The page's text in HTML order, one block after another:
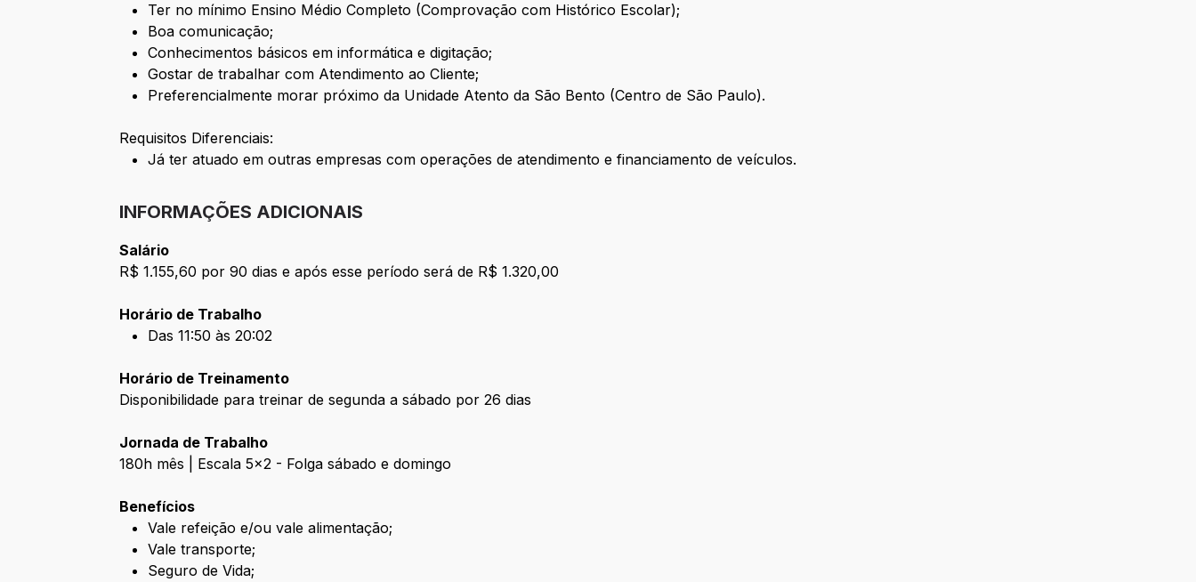
Ter no mínimo Ensino Médio Completo (Comprovação com Histórico Escolar);
Boa comunicação;
Conhecimentos básicos em informática e digitação;
Gostar de trabalhar com Atendimento ao Cliente;
Preferencialmente morar próximo da Unidade Atento da São Bento (Centro de São Paulo).
Requisitos Diferenciais:
Já ter atuado em outras empresas com operações de atendimento e financiamento de veículos.
INFORMAÇÕES ADICIONAIS
Salário
R$ 1.155,60 por 90 dias e após esse período será de R$ 1.320,00
Horário de Trabalho
Das 11:50 às 20:02
Horário de Treinamento
Disponibilidade para treinar de segunda a sábado por 26 dias
Jornada de Trabalho
180h mês | Escala 5x2 - Folga sábado e domingo
Benefícios
Vale refeição e/ou vale alimentação;
Vale transporte;
Seguro de Vida;